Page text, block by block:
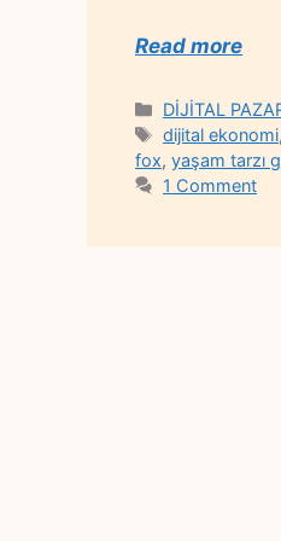
Read more
Categories
DİJİTAL
Tags
dijital ekonomi
fox, yaşam tarzı
1 Comment